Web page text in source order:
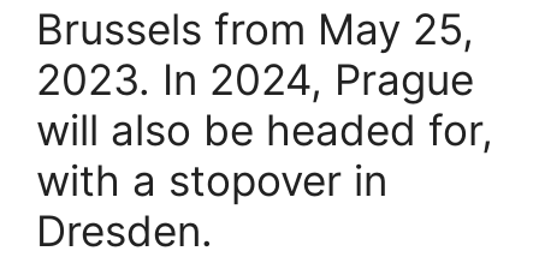
Brussels from May 25,
2023. In 2024, Prague
will also be headed for,
with a stopover in
Dresden.